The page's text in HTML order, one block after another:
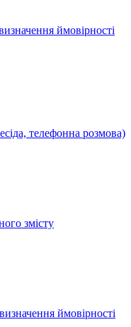
ймовірності
телефонна розмова)
змісту
ймовірності